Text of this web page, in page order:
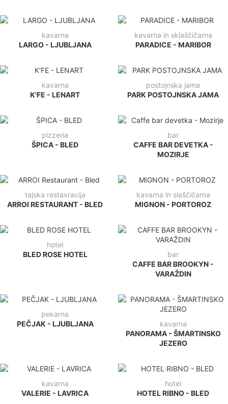
kavarna
LARGO - LJUBLJANA
kavarna in sklaščičarna
PARADICE - MARIBOR
kavarna
K'FE - LENART
postojnska jama
PARK POSTOJNSKA JAMA
pizzeria
ŠPICA - BLED
bar
CAFFE BAR DEVETKA -
MOZIRJE
tajska restavracija
ARROI RESTAURANT - BLED
kavarna in slaščičarna
MIGNON - PORTOROZ
hotel
BLED ROSE HOTEL
bar
CAFFE BAR BROOKYN -
VARAŽDIN
pekarna
PEČJAK - LJUBLJANA
kavarna
PANORAMA - ŠMARTINSKO
JEZERO
kavarna
VALERIE - LAVRICA
hotel
HOTEL RIBNO - BLED